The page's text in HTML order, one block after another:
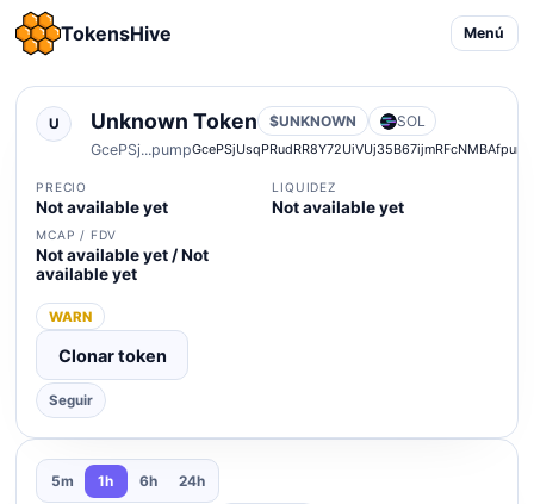
TokensHive Menú
U Unknown Token $UNKNOWN
SOL
GcePSj...pump
PRECIO
Not available yet
LIQUIDEZ
Not available yet
MCAP / FDV
Not available yet / Not
available yet
WARN
Clonar token
Seguir
5m 1h 6h 24h